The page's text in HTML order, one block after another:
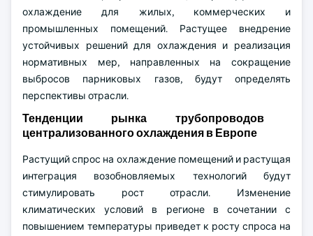
охлаждение для жилых, коммерческих и
промышленных помещений. Растущее внедрение
устойчивых решений для охлаждения и реализация
нормативных мер, направленных на сокращение
выбросов парниковых газов, будут определять
перспективы отрасли.
Тенденции рынка трубопроводов
централизованного охлаждения в Европе
Растущий спрос на охлаждение помещений и растущая
интеграция возобновляемых технологий будут
стимулировать рост отрасли. Изменение
климатических условий в регионе в сочетании с
повышением температуры приведет к росту спроса на